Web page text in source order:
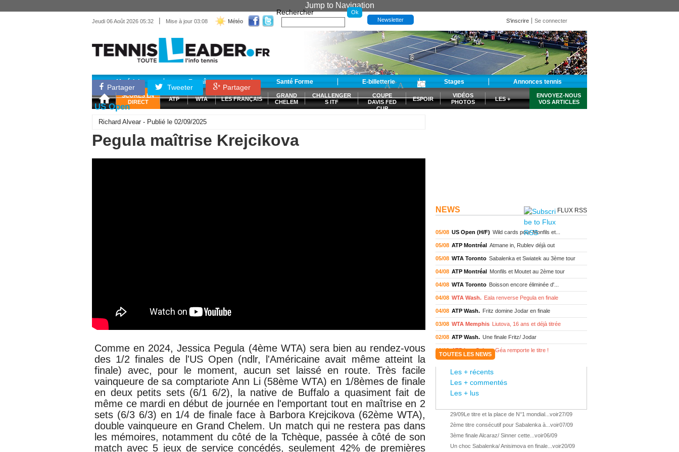
Jump to Navigation
Jeudi 06 Août 2026 05:32 | Mise à jour 03:08 Météo
Rechercher
Newsletter S'inscrire Se connecter
Matériel Entraînement Santé Forme E-billetterie Stages Annonces tennis
SCORES EN
DIRECT
ATP WTA LES FRANÇAIS
GRAND
CHELEM
CHALLENGER
S ITF
COUPE
DAVIS FED
CUP
ESPOIR
VIDÉOS
PHOTOS
LES +
ENVOYEZ-NOUS
VOS ARTICLES
Partager Tweeter Partager
-A +A
US Open
Richard Alvear - Publié le 02/09/2025
Pegula maîtrise Krejcikova
Comme en 2024,Jessica Pegula (4ème WTA) sera bien au rendez-vous
des 1/2 finales de l'US Open (ndlr, l'Américaine avait même atteint la
finale) avec, pour le moment, aucun set laissé en route. Très facile
vainqueure de sa comptariote Ann Li (58ème WTA) en 1/8èmes de finale
en deux petits sets (6/1 6/2), la native de Buffalo a quasiment fait de
même ce mardi en début de journée en l'emportant tout en maîtrise en 2
sets (6/3 6/3) en 1/4 de finale face à Barbora Krejcikova (62ème WTA),
double vainqueure en Grand Chelem. Un match qui ne restera pas dans
les mémoires, notamment du côté de la Tchèque, passée à côté de son
match avec 5 jeux de service concédés, seulement 42% de premières
NEWS FLUX RSS
05/08 US Open (H/F) Wild cards pour Monfils et...
05/08 ATP Montréal Atmane in, Rublev déjà out
05/08 WTA Toronto Sabalenka et Swiatek au 3ème tour
04/08 ATP Montréal Monfils et Moutet au 2ème tour
04/08 WTA Toronto Boisson encore éliminée d'...
04/08 WTA Wash. Eala renverse Pegula en finale
04/08 ATP Wash. Fritz domine Jodar en finale
03/08 WTA Memphis Liutova, 16 ans et déjà titrée
02/08 ATP Wash. Une finale Fritz/ Jodar
02/08 ATP Los Cabos Géa remporte le titre !
ATP Wash. De Minaur éliminé en 1/4
ATP Los Cabos
WTA Washington Svitolina et Pegula en 1/4
ATP Wash. Pas de 1/4 pour Humbert et Atmane
TOUTES LES NEWS
Les + récents
Les + commentés
Les + lus
29/09Le titre et la place de N°1 mondial... voir27/09
2ème titre consécutif pour Sabalenka à... voir07/09
3ème finale Alcaraz/ Sinner cette... voir06/09
Un choc Sabalenka/ Anisimova en finale... voir20/09